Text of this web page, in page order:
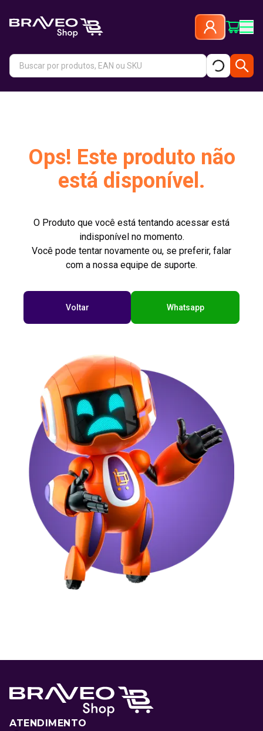
Ops! Este produto não
está disponível.
O Produto que você está tentando acessar está
indisponível no momento.
Você pode tentar novamente ou, se preferir, falar
com a nossa equipe de suporte.
Voltar Whatsapp
ATENDIMENTO